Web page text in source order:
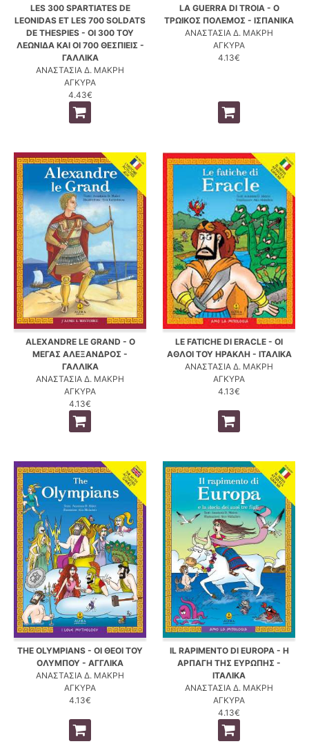
LES 300 SPARTIATES DE
LEONIDAS ET LES 700 SOLDATS
DE THESPIES - ΟΙ 300 ΤΟΥ
ΛΕΩΝΙΔΑ ΚΑΙ ΟΙ 700 ΘΕΣΠΙΕΙΣ -
ΓΑΛΛΙΚΑ
ΑΝΑΣΤΑΣΙΑ Δ. ΜΑΚΡΗ
ΑΓΚΥΡΑ
4.43€
LA GUERRA DI TROIA - Ο
ΤΡΩΙΚΟΣ ΠΟΛΕΜΟΣ - ΙΣΠΑΝΙΚΑ
ΑΝΑΣΤΑΣΙΑ Δ. ΜΑΚΡΗ
ΑΓΚΥΡΑ
4.13€
ALEXANDRE LE GRAND - Ο
ΜΕΓΑΣ ΑΛΕΞΑΝΔΡΟΣ -
ΓΑΛΛΙΚΑ
ΑΝΑΣΤΑΣΙΑ Δ. ΜΑΚΡΗ
ΑΓΚΥΡΑ
4.13€
LE FATICHE DI ERACLE - ΟΙ
ΑΘΛΟΙ ΤΟΥ ΗΡΑΚΛΗ - ΙΤΑΛΙΚΑ
ΑΝΑΣΤΑΣΙΑ Δ. ΜΑΚΡΗ
ΑΓΚΥΡΑ
4.13€
THE OLYMPIANS - ΟΙ ΘΕΟΙ ΤΟΥ
ΟΛΥΜΠΟΥ - ΑΓΓΛΙΚΑ
ΑΝΑΣΤΑΣΙΑ Δ. ΜΑΚΡΗ
ΑΓΚΥΡΑ
4.13€
IL RAPIMENTO DI EUROPA - Η
ΑΡΠΑΓΗ ΤΗΣ ΕΥΡΩΠΗΣ -
ΙΤΑΛΙΚΑ
ΑΝΑΣΤΑΣΙΑ Δ. ΜΑΚΡΗ
ΑΓΚΥΡΑ
4.13€